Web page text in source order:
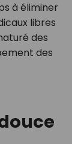
à éliminer
libres
des
des